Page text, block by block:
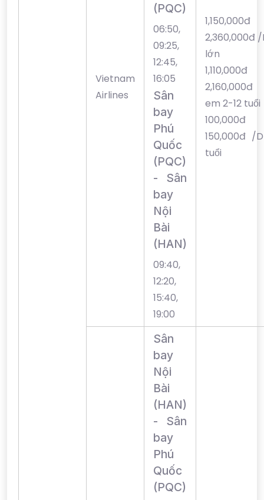
Vietnam
Airlines
(PQC)
06:50,
09:25,
12:45,
16:05
Sân
bay
Phú
Quốc
(PQC)
- Sân
bay
Nội
Bài
(HAN)
09:40,
12:20,
15:40,
19:00
2,360,000đ
lớn
em 2-12 tuổi
150,000đ /
tuổi
Sân
bay
Nội
Bài
(HAN)
- Sân
bay
Phú
Quốc
(PQC)